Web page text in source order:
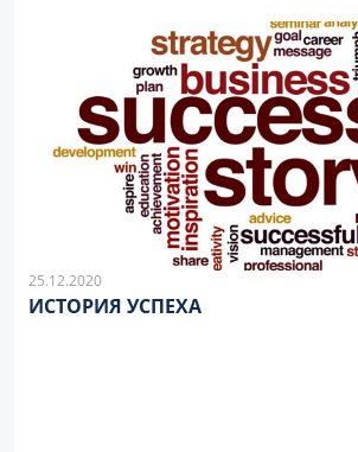
25.12.2020
ИСТОРИЯ УСПЕХА